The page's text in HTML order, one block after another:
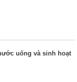
uống và sinh hoạt